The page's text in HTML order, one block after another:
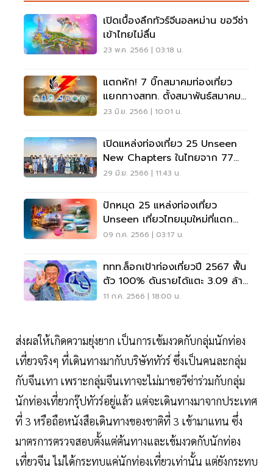
เปิดเบื้องลึกทัวร์จีนอลหม่าน ขอวีซ่า
เข้าไทยไม่ลื่น
23 พ.ค. 2566 | 03:18 น.
แตกหัก! 7 บิ๊กสมาคมท่องเที่ยว
แยกทางสทท. ตั้งสมาพันธ์สมาคม
ท่องเที่ยวไทย
23 มิ.ย. 2566 | 10:01 น.
เปิดแหล่งท่องเที่ยว 25 Unseen
New Chapters ในไทยจาก 77
จังหวัด
29 มิ.ย. 2566 | 11:43 น.
ปักหมุด 25 แหล่งท่องเที่ยว
Unseen เที่ยวไทยมุมใหม่ที่แตก
ต่าง
09 ก.ค. 2566 | 03:17 น.
ททท.ล็อกเป้าท่องเที่ยวปี 2567 ฟื้น
ตัว 100% ดันรายได้แตะ 3.09 ล้าน
ล้าน
11 ก.ค. 2566 | 18:00 น.
ส่งผลให้เกิดความยุ่งยาก เป็นการเข้มงวดกับกลุ่มนักท่อง
เที่ยวจริงๆ ที่เดินทางมากับบริษัททัวร์ ซึ่งเป็นคนละกลุ่ม
กับจีนเทา เพราะกลุ่มจีนเทาจะไม่มาขอวีซ่าร่วมกับกลุ่ม
นักท่องเที่ยวกรุ๊ปทัวร์อยู่แล้ว แต่จะเดินทางมาจากประเทศ
ที่ 3 หรือถือหนังสือเดินทางของชาติที่ 3 เข้ามาแทน ซึ่ง
มาตรการตรวจสอบตั้งแต่ต้นทางและเข้มงวดกับนักท่อง
เที่ยวจีน ไม่ได้กระทบแค่นักท่องเที่ยวเท่านั้น แต่ยังกระทบ